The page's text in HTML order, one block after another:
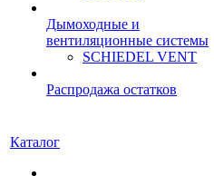
Дымоходные и
вентиляционные системы
SCHIEDEL VENT
Распродажа остатков
Каталог